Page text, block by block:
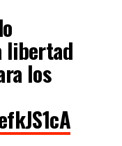
libertad
los